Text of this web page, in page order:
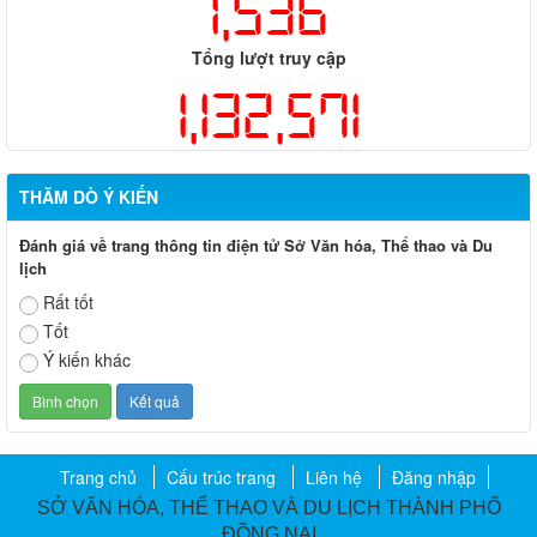
Tổng lượt truy cập
1,132,571
THĂM DÒ Ý KIẾN
Đánh giá về trang thông tin điện tử Sở Văn hóa, Thể thao và Du
lịch
Rất tốt
Tốt
Ý kiến khác
Trang chủ Cấu trúc trang Liên hệ Đăng nhập
SỞ VĂN HÓA, THỂ THAO VÀ DU LỊCH THÀNH PHỐ